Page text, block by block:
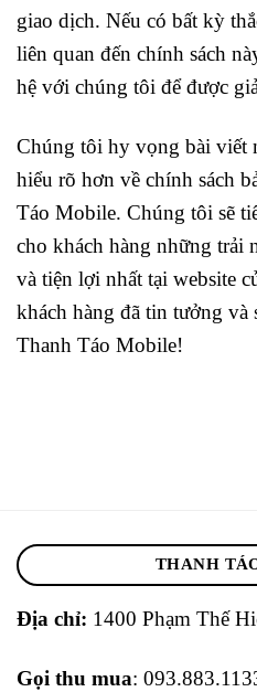
giao dịch. Nếu có bất kỳ
liên quan đến chính sách
hệ với chúng tôi để được
Chúng tôi hy vọng bài viết
hiểu rõ hơn về chính sách
Táo Mobile. Chúng tôi sẽ
cho khách hàng những trải
và tiện lợi nhất tại website
khách hàng đã tin tưởng và
Thanh Táo Mobile!
THANH
Địa chỉ: 1400 Phạm Thế
Gọi thu mua: